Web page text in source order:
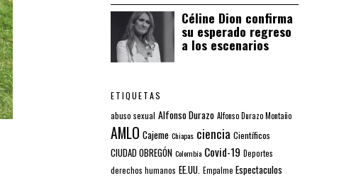
Céline Dion confirma
su esperado regreso
a los escenarios
ETIQUETAS
abuso sexual Alfonso Durazo Alfonso Durazo Montaño
AMLO Cajeme Chiapas ciencia Científicos
CIUDAD OBREGÓN Colombia Covid-19 Deportes
derechos humanos EE.UU. Empalme Espectaculos